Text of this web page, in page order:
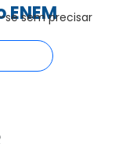
se sem precisar